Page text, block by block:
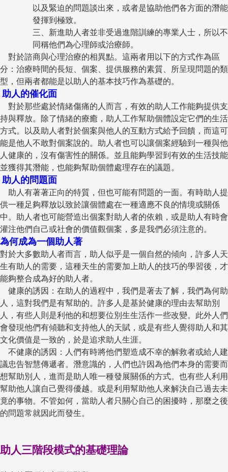
以及緊迫的問題談出來，或者是協助他們各方面的潛能
發揮到極致。
三、新進助人者並非受過進階訓練的專業人士，所以不
同稱他們為心理師或治療師。
對於諮商與心理治療的相異點。這兩者用以下的方式作為區
分：治療時間的長短、個案、提供服務的素質、所呈現問題的類
型，但兩者都能是以助人的基本技巧作為基礎的。
助人的催化面
對於那些處於情緒傷痛的人而言，有效的助人工作能夠提供支
持與釋放。除了情緒的療癒，助人工作幫助個體設定它們的生活
方式。以及助人者對於個案與他人的互動方式給予回饋，而這可
能是他人不敢對個案說的。助人者也可以讓個案經驗到一種與他
人健康的，沒有傷害性的關係。並且能夠學習到有效的生活技能
並獲得其潛能，也能夠幫助個體處理存在的議題。
助人的問題面
助人有著著正向的特質，但也可能有問題的一面。有時助人提
供一種足夠釋放以致於讓個體處在一種適應不良的情境或關係
中。助人者也可能營造出個案對助人者的依賴，或是助人有時會
灌注他們自己或社會的價值觀個案，多是我們必須注意的。
為何成為一個助人著
對於大多數助人者而言，助人似乎是一個自然的傾向，許多人天
生有助人的需要，這種天生的需要加上助人的技巧的學習後，才
能夠整合成為好的助人者。
健康的誘因：在助人的過程中，我們是著去了解，我們為何助
人，這對我們是有幫助的。許多人是基於健康的理由去幫助別
人，有些人則是利他的和想要位別生生活作一些改變。此外人們
會發現他們有傾聽和支持他人的天賦，或是有些人覺得助人和其
文化價值是一致的，於是追求助人生涯。
不健康的誘因：人們有時將他們塑造成不幸的解救者或給人建
議忠告智慧傳遞者。潛意識的，人們也許因為他們本身的需要而
想幫助別人，進而是助人唯一種發展關係的方式。也有些人利用
幫助他人讓自己覺得優越。或是利用幫助他人來解決自己過去未
竟的事物。不管如何，當助人者只關心自己的困擾時，那麼之後
的問題常就因此而發生。
助人三階段模式的基礎理論